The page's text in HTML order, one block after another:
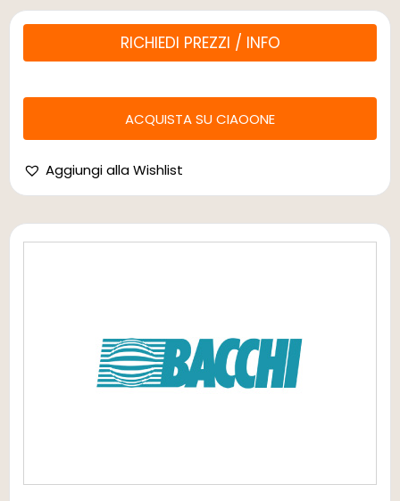
RICHIEDI PREZZI / INFO
ACQUISTA SU CIAOONE
Aggiungi alla Wishlist